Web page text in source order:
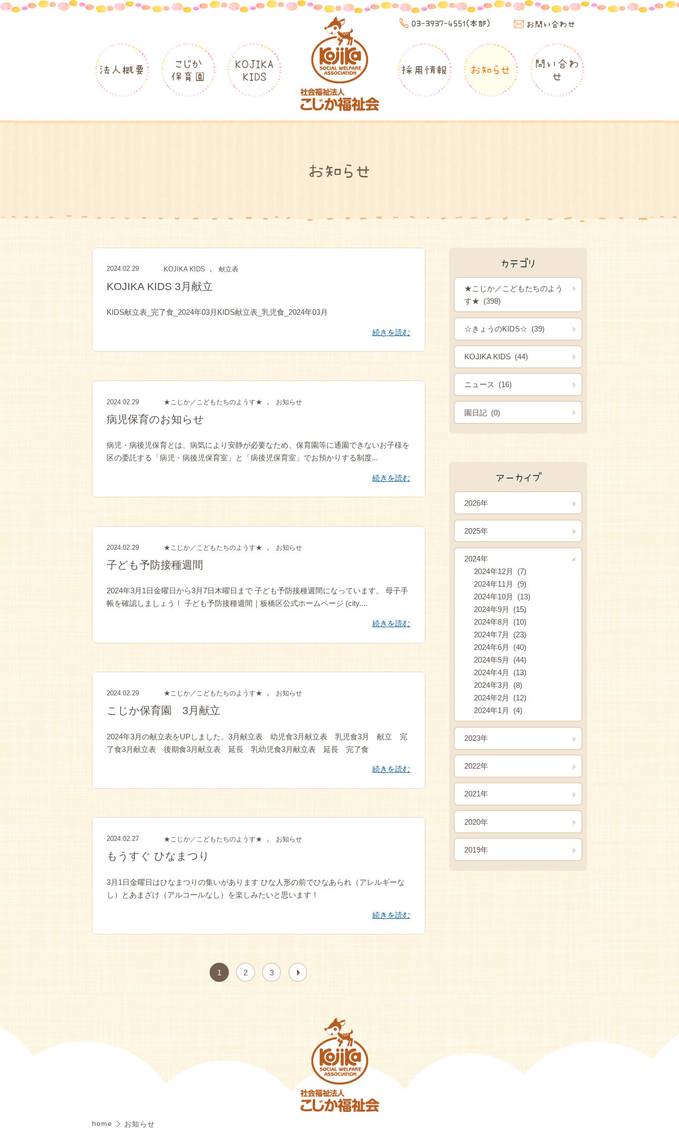
03-3937-4551(本部) お問い合わせ
法人概要
こじか
保育園
KOJIKA
KIDS
採用情報 お知らせ
問い合わ
せ
お知らせ
2024.02.29 KOJIKA KIDS , 献立表
KOJIKA KIDS 3月献立
KIDS献立表_完了食_2024年03月KIDS献立表_乳児食_2024年03月
続きを読む
2024.02.29 ★こじか／こどもたちのようす★ , お知らせ
病児保育のお知らせ
病児・病後児保育とは、病気により安静が必要なため、保育園等に通園できないお子様を
区の委託する「病児・病後児保育室」と「病後児保育室」でお預かりする制度...
続きを読む
2024.02.29 ★こじか／こどもたちのようす★ , お知らせ
子ども予防接種週間
2024年3月1日金曜日から3月7日木曜日まで 子ども予防接種週間になっています。 母子手
帳を確認しましょう！ 子ども予防接種週間｜板橋区公式ホームページ (city....
続きを読む
2024.02.29 ★こじか／こどもたちのようす★ , お知らせ
こじか保育園 3月献立
2024年3月の献立表をUPしました。3月献立表 幼児食3月献立表 乳児食3月 献立 完
了食3月献立表 後期食3月献立表 延長 乳幼児食3月献立表 延長 完了食
続きを読む
2024.02.27 ★こじか／こどもたちのようす★ , お知らせ
もうすぐ ひなまつり
3月1日金曜日はひなまつりの集いがあります ひな人形の前でひなあられ（アレルギーな
し）とあまざけ（アルコールなし）を楽しみたいと思います！
続きを読む
1 2 3
カテゴリ
★こじか／こどもたちのよう
す★ (398)
☆きょうのKIDS☆ (39)
KOJIKA KIDS (44)
ニュース (16)
園日記 (0)
アーカイブ
2026年
2025年
2024年
2024年12月 (7)
2024年11月 (9)
2024年10月 (13)
2024年9月 (15)
2024年8月 (10)
2024年7月 (23)
2024年6月 (40)
2024年5月 (44)
2024年4月 (13)
2024年3月 (8)
2024年2月 (12)
2024年1月 (4)
2023年
2022年
2021年
2020年
2019年
home お知らせ